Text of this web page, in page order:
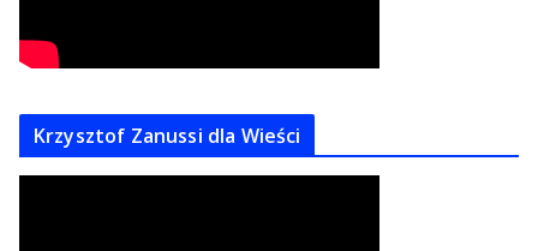
Krzysztof Zanussi dla Wieści